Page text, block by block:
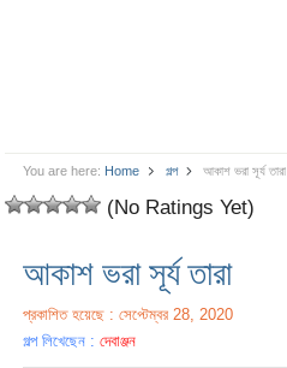
You are here: Home গল্প আকাশ ভরা সূর্য তারা
(No Ratings Yet)
আকাশ ভরা সূর্য তারা
প্রকাশিত হয়েছে : সেপ্টেম্বর 28, 2020
গল্প লিখেছেন :দেবাঞ্জন